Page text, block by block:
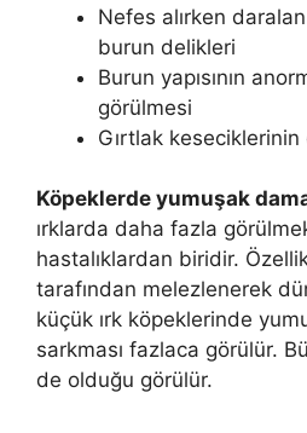
Nefes alırken
burun delikleri
Burun yapısının
görülmesi
Gırtlak keseciklerinin
Köpeklerde yumuşak
ırklarda daha fazla
hastalıklardan biridir.
tarafından melezlenerek
küçük ırk köpeklerinde
sarkması fazlaca görülür.
de olduğu görülür.